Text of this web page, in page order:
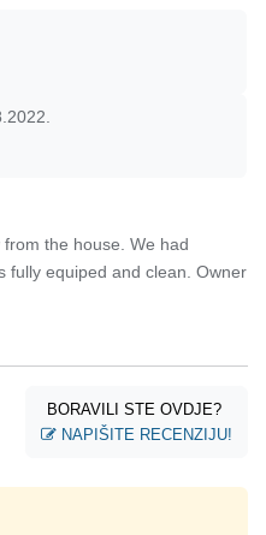
the house. We had
fully equiped and clean. Owner
BORAVILI STE OVDJE?
NAPIŠITE RECENZIJU!